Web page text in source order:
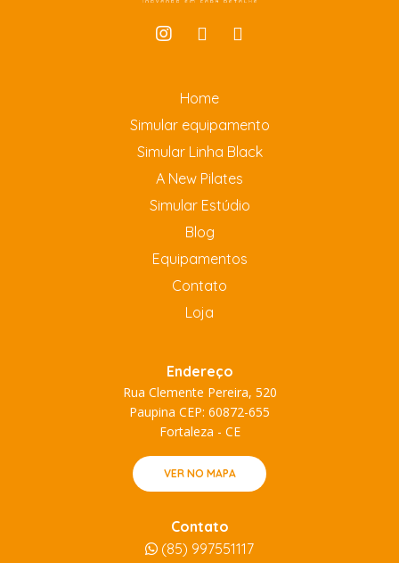
Home
Simular equipamento
Simular Linha Black
A New Pilates
Simular Estúdio
Blog
Equipamentos
Contato
Loja
Endereço
Rua Clemente Pereira, 520
Paupina CEP: 60872-655
Fortaleza - CE
VER NO MAPA
Contato
(85) 997551117